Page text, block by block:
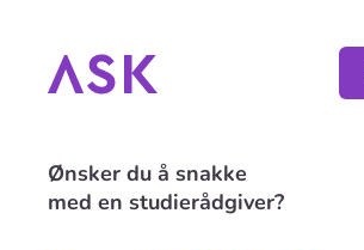
Ønsker du å snakke
med en studierådgiver?